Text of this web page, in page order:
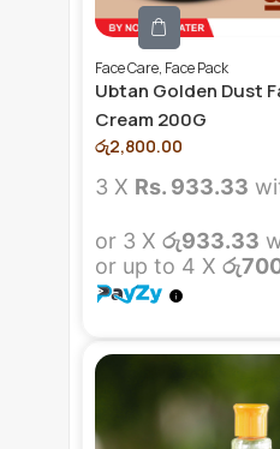
Face Care, Face Pack
Ubtan Golden Dust
Cream 200G
රු2,800.00
3 X Rs. 933.33
or 3 X රු933.33
or up to 4 X